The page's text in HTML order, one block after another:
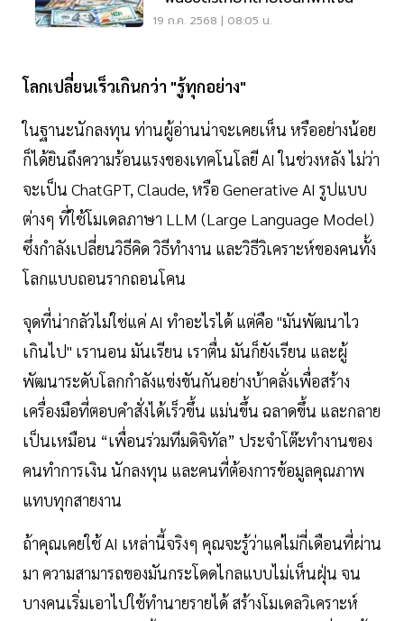
19 ก.ค. 2568 | 08:05 น.
โลกเปลี่ยนเร็วเกินกว่า "รู้ทุกอย่าง"
ในฐานะนักลงทุน ท่านผู้อ่านน่าจะเคยเห็น หรืออย่างน้อย
ก็ได้ยินถึงความร้อนแรงของเทคโนโลยี AI ในช่วงหลัง ไม่ว่า
จะเป็น ChatGPT, Claude, หรือ Generative AI รูปแบบ
ต่างๆ ที่ใช้โมเดลภาษา LLM (Large Language Model)
ซึ่งกำลังเปลี่ยนวิธีคิด วิธีทำงาน และวิธีวิเคราะห์ของคนทั้ง
โลกแบบถอนรากถอนโคน
จุดที่น่ากลัวไม่ใช่แค่ AI ทำอะไรได้ แต่คือ "มันพัฒนาไว
เกินไป" เรานอน มันเรียน เราตื่น มันก็ยังเรียน และผู้
พัฒนาระดับโลกกำลังแข่งขันกันอย่างบ้าคลั่งเพื่อสร้าง
เครื่องมือที่ตอบคำสั่งได้เร็วขึ้น แม่นขึ้น ฉลาดขึ้น และกลาย
เป็นเหมือน “เพื่อนร่วมทีมดิจิทัล” ประจำโต๊ะทำงานของ
คนทำการเงิน นักลงทุน และคนที่ต้องการข้อมูลคุณภาพ
แทบทุกสายงาน
ถ้าคุณเคยใช้ AI เหล่านี้จริงๆ คุณจะรู้ว่าแค่ไม่กี่เดือนที่ผ่าน
มา ความสามารถของมันกระโดดไกลแบบไม่เห็นฝุ่น จน
บางคนเริ่มเอาไปใช้ทำนายรายได้ สร้างโมเดลวิเคราะห์